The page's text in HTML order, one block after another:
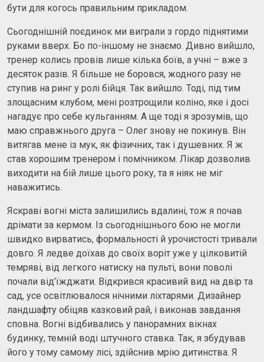
бути для когось правильним прикладом.
Сьогоднішній поєдинок ми виграли з гордо піднятими
руками вверх. Бо по-іншому не знаємо. Дивно вийшло,
тренер колись провів лише кілька боїв, а учні – вже з
десяток разів. Я більше не боровся, жодного разу не
ступив на ринг у ролі бійця. Так вийшло. Тоді, під тим
злощасним клубом, мені розтрощили коліно, яке і досі
нагадує про себе кульганням. А ще тоді я зрозумів, що
маю справжнього друга – Олег знову не покинув. Він
витягав мене із мук, як фізичних, так і душевних. Я ж
став хорошим тренером і помічником. Лікар дозволив
виходити на бій лише цього року, та я ніяк не міг
наважитись.
Яскраві вогні міста залишились вдалині, тож я почав
дрімати за кермом. Із сьогоднішнього бою не могли
швидко вирватись, формальності й урочистості тривали
довго. Я ледве доїхав до своїх воріт уже у цілковитій
темряві, від легкого натиску на пульті, вони поволі
почали від’їжджати. Відкрився красивий вид на двір та
сад, усе освітлювалося нічними ліхтарями. Дизайнер
ландшафту обіцяв казковий рай, і виконав завдання
сповна. Вогні відбивались у панорамних вікнах
будинку, темній воді штучного ставка. Так, я збудував
його у тому самому лісі, здійснив мрію дитинства. Я